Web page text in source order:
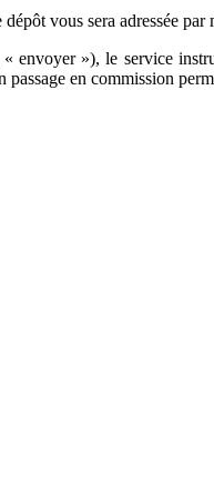
vous sera adressée
envoyer »), le service
passage en commission